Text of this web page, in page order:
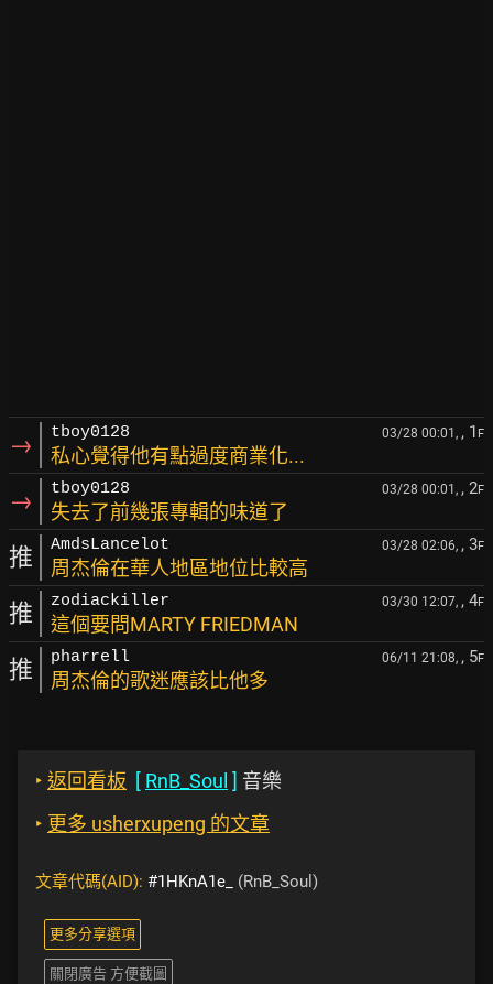
→ tboy0128 03/28 00:01, , 1 F
私心覺得他有點過度商業化...
→ tboy0128 03/28 00:01, , 2F
失去了前幾張專輯的味道了
推 AmdsLancelot 03/28 02:06, , 3F
周杰倫在華人地區地位比較高
推 zodiackiller 03/30 12:07, , 4F
這個要問MARTY FRIEDMAN
推 pharrell 06/11 21:08, , 5F
周杰倫的歌迷應該比他多
‣ 返回看板 [ RnB_Soul ] 音樂
‣ 更多 usherxupeng 的文章
文章代碼(AID): #1HKnA1e_ (RnB_Soul)
更多分享選項
關閉廣告 方便截圖